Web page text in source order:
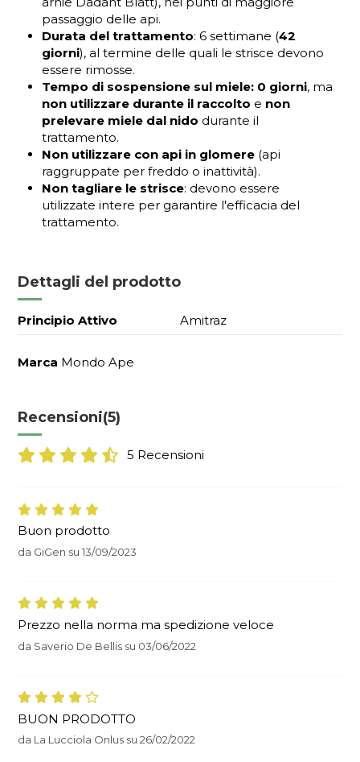
passaggio delle api.
Durata del trattamento: 6 settimane (42
giorni), al termine delle quali le strisce devono
essere rimosse.
Tempo di sospensione sul miele: 0 giorni, ma
non utilizzare durante il raccolto e non
prelevare miele dal nido durante il
trattamento.
Non utilizzare con api in glomere (api
raggruppate per freddo o inattività).
Non tagliare le strisce: devono essere
utilizzate intere per garantire l'efficacia del
trattamento.
Dettagli del prodotto
Principio Attivo Amitraz
Marca Mondo Ape
Recensioni(5)
5 Recensioni
Buon prodotto
da GiGen su13/09/2023
Prezzo nella norma ma spedizione veloce
da Saverio De Bellis su 03/06/2022
BUON PRODOTTO
da La Lucciola Onlus su26/02/2022